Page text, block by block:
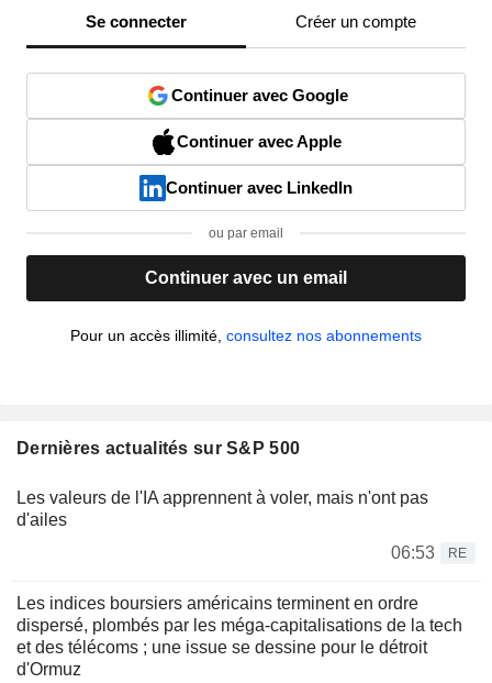
Se connecter Créer un compte
Continuer avec Google
Continuer avec Apple
Continuer avec LinkedIn
ou par email
Continuer avec un email
Pour un accès illimité, consultez nos abonnements
Dernières actualités sur S&P 500
Les valeurs de l'IA apprennent à voler, mais n'ont pas
d'ailes
06:53
RE
Les indices boursiers américains terminent en ordre
dispersé, plombés par les méga-capitalisations de la tech
et des télécoms ; une issue se dessine pour le détroit
d'Ormuz